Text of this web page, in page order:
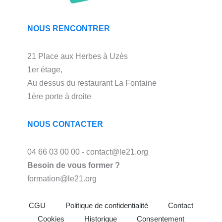
NOUS RENCONTRER
21 Place aux Herbes à Uzès
1er étage,
Au dessus du restaurant La Fontaine
1ère porte à droite
NOUS CONTACTER
04 66 03 00 00 - contact@le21.org
Besoin de vous former ?
formation@le21.org
CGU Politique de confidentialité
Contact
Cookies
Historique Consentement